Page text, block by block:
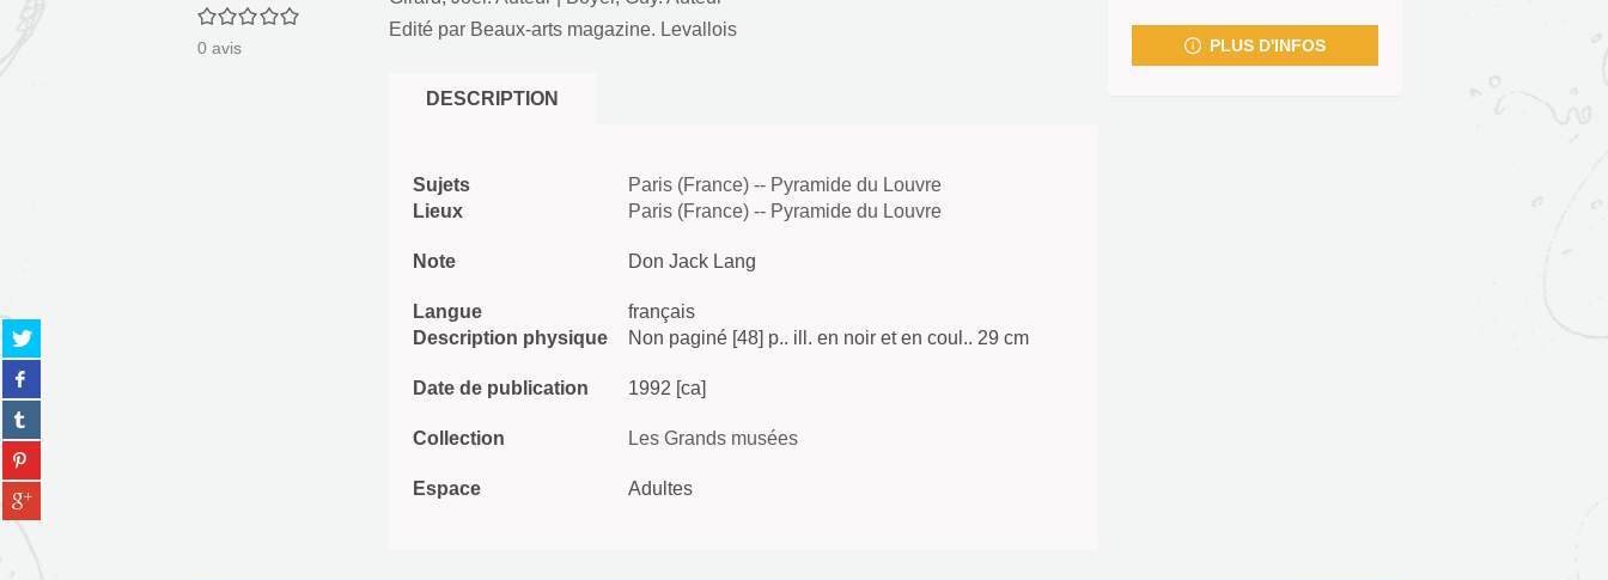
Partager
sur
twitter
(Nouvelle
fenêtre)
Partager
sur
facebook
(Nouvelle
fenêtre)
Partager
sur
tumblr
(Nouvelle
fenêtre)
Partager
sur
pinterest
(Nouvelle
Partager
sur
0/5
0 avis
Edité par Beaux-arts magazine. Levallois
DESCRIPTION
Sujets
Paris (France) -- Pyramide du Louvre
Lieux
Paris (France) -- Pyramide du Louvre
Note Don Jack Lang
Langue
français
Description physique
Non paginé [48] p.. ill. en noir et en coul.. 29 cm
Date de publication 1992 [ca]
Collection Les Grands musées
Espace Adultes
PLUS D'INFOS